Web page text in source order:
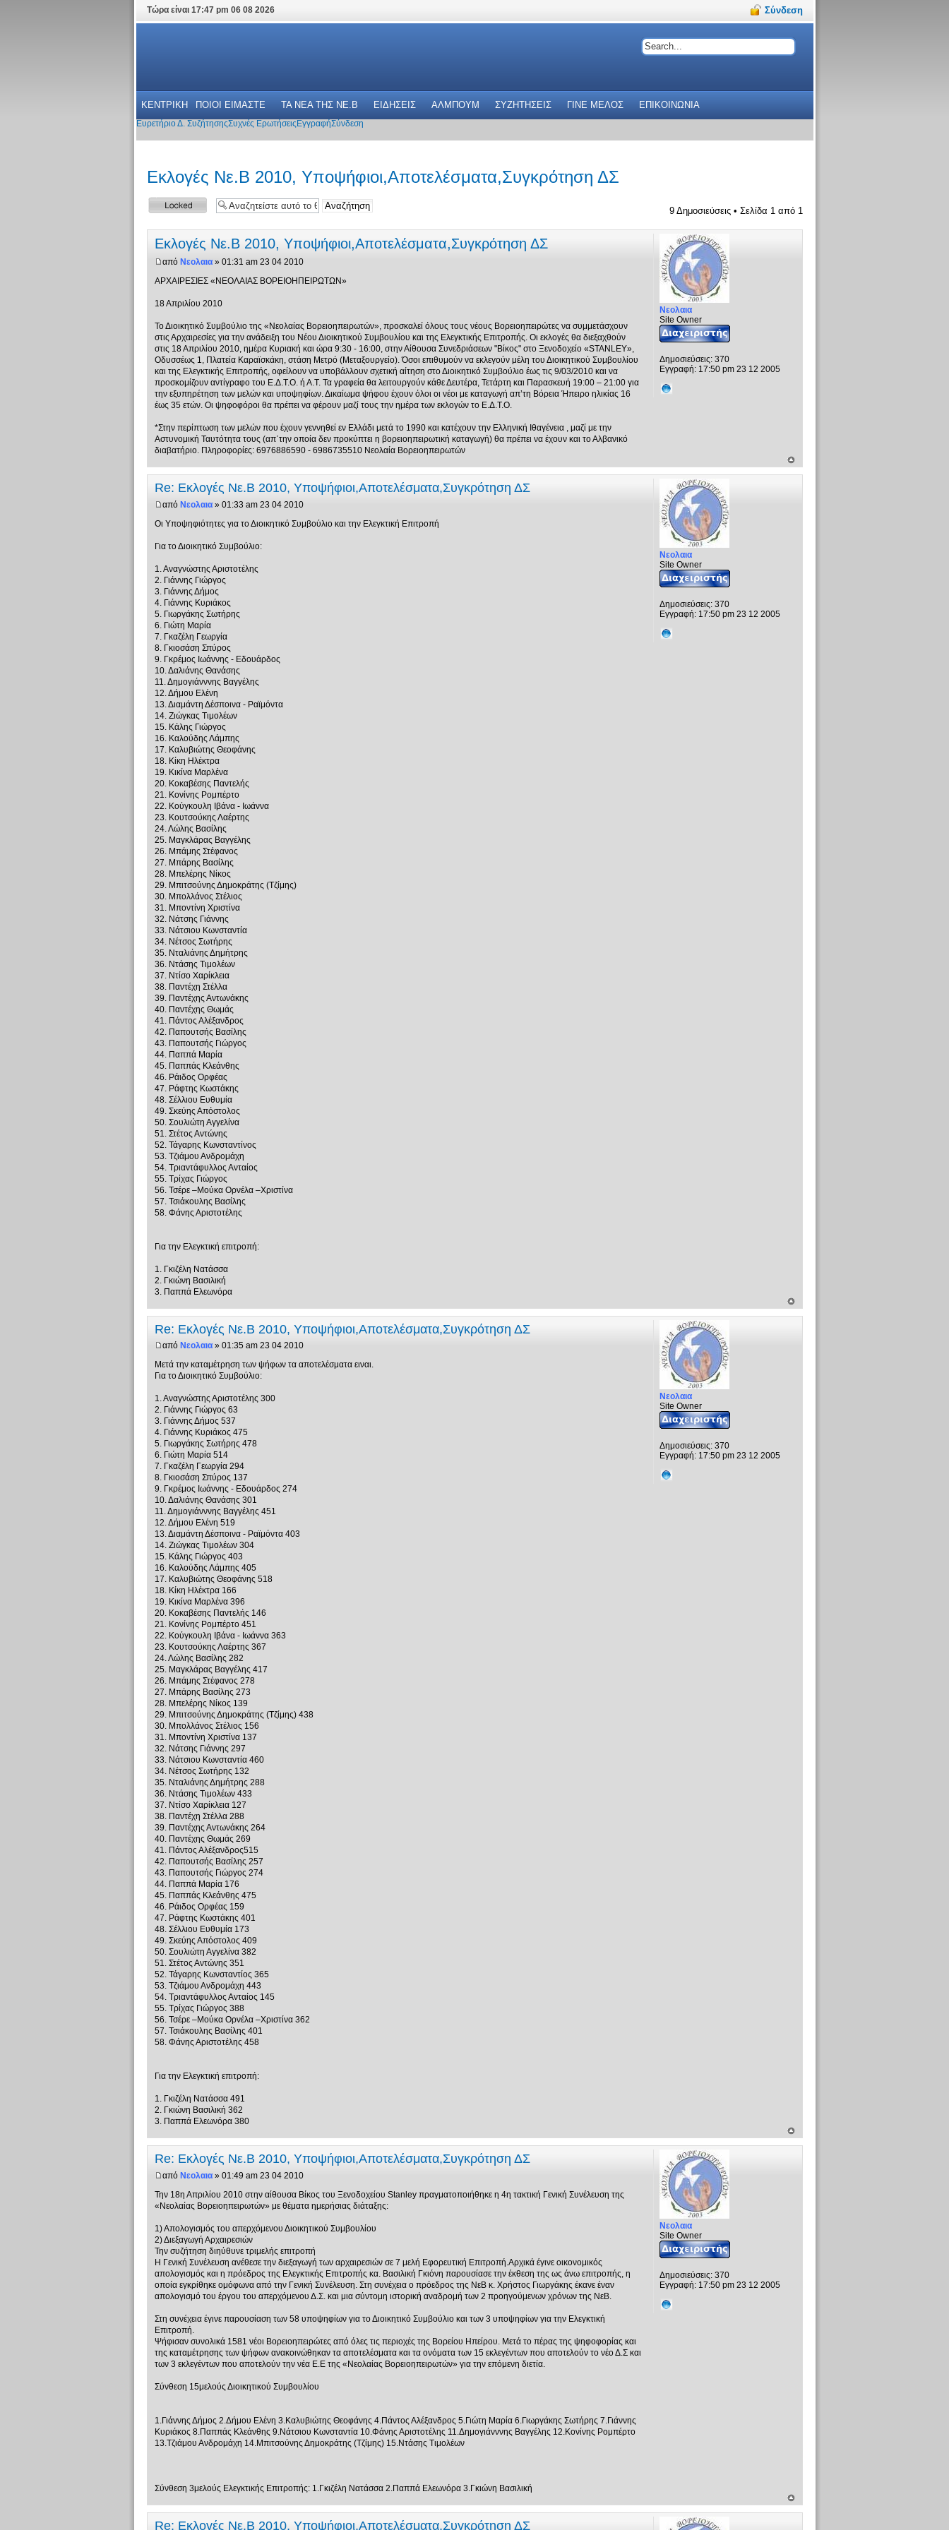
Τώρα είναι 17:47 pm 06 08 2026 Σύνδεση
ΚΕΝΤΡΙΚΗ ΠΟΙΟΙ ΕΙΜΑΣΤΕ ΤΑ ΝΕΑ THΣ NE.B ΕΙΔΗΣΕΙΣ ΑΛΜΠΟΥΜ ΣΥΖΗΤΗΣΕΙΣ ΓΙΝΕ ΜΕΛΟΣ ΕΠΙΚΟΙΝΩΝΙΑ
Ευρετήριο Δ. ΣυζήτησηςΣυχνές Ερωτήσεις ΕγγραφήΣύνδεση
Εκλογές Νε.Β 2010, Υποψήφιοι,Αποτελέσματα,Συγκρότηση ΔΣ
Το θέμα
κλειδώθηκε
9 Δημοσιεύσεις • Σελίδα 1από 1
Εκλογές Νε.Β 2010, Υποψήφιοι,Αποτελέσματα,Συγκρότηση ΔΣ
από Νεολαια» 01:31 am 23 04 2010
ΑΡΧΑΙΡΕΣΙΕΣ «ΝΕΟΛΑΙΑΣ ΒΟΡΕΙΟΗΠΕΙΡΩΤΩΝ»
18 Απριλίου 2010
Το Διοικητικό Συμβούλιο της «Νεολαίας Βορειοηπειρωτών», προσκαλεί όλους τους νέους Βορειοηπειρώτες να συμμετάσχουν
στις Αρχαιρεσίες για την ανάδειξη του Νέου Διοικητικού Συμβουλίου και της Ελεγκτικής Επιτροπής. Οι εκλογές θα διεξαχθούν
στις 18 Απριλίου 2010, ημέρα Κυριακή και ώρα 9:30 - 16:00, στην Αίθουσα Συνεδριάσεων "Βίκος" στο Ξενοδοχείο «STANLEY»,
Οδυσσέως 1, Πλατεία Καραϊσκάκη, στάση Μετρό (Μεταξουργείο). Όσοι επιθυμούν να εκλεγούν μέλη του Διοικητικού Συμβουλίου
και της Ελεγκτικής Επιτροπής, οφείλουν να υποβάλλουν σχετική αίτηση στο Διοικητικό Συμβούλιο έως τις 9/03/2010 και να
προσκομίζουν αντίγραφο του Ε.Δ.Τ.Ο. ή Α.Τ. Τα γραφεία θα λειτουργούν κάθε Δευτέρα, Τετάρτη και Παρασκευή 19:00 – 21:00 για
την εξυπηρέτηση των μελών και υποψηφίων. Δικαίωμα ψήφου έχουν όλοι οι νέοι με καταγωγή απ’τη Βόρεια Ήπειρο ηλικίας 16
έως 35 ετών. Οι ψηφοφόροι θα πρέπει να φέρουν μαζί τους την ημέρα των εκλογών το Ε.Δ.Τ.Ο.
*Στην περίπτωση των μελών που έχουν γεννηθεί εν Ελλάδι μετά το 1990 και κατέχουν την Ελληνική Ιθαγένεια , μαζί με την
Αστυνομική Ταυτότητα τους (απ΄την οποία δεν προκύπτει η βορειοηπειρωτική καταγωγή) θα πρέπει να έχουν και το Αλβανικό
διαβατήριο. Πληροφορίες: 6976886590 - 6986735510 Νεολαία Βορειοηπειρωτών
Νεολαια
Site Owner
Δημοσιεύσεις:370
Εγγραφή:17:50 pm 23 12 2005
Re: Εκλογές Νε.Β 2010, Υποψήφιοι,Αποτελέσματα,Συγκρότηση ΔΣ
από Νεολαια» 01:33 am 23 04 2010
Οι Υποψηφιότητες για το Διοικητικό Συμβούλιο και την Ελεγκτική Επιτροπή
Για το Διοικητικό Συμβούλιο:
1. Αναγνώστης Αριστοτέλης
2. Γιάννης Γιώργος
3. Γιάννης Δήμος
4. Γιάννης Κυριάκος
5. Γιωργάκης Σωτήρης
6. Γιώτη Μαρία
7. Γκαζέλη Γεωργία
8. Γκιοσάση Σπύρος
9. Γκρέμος Ιωάννης - Εδουάρδος
10. Δαλιάνης Θανάσης
11. Δημογιάνννης Βαγγέλης
12. Δήμου Ελένη
13. Διαμάντη Δέσποινα - Ραϊμόντα
14. Ζιώγκας Τιμολέων
15. Κάλης Γιώργος
16. Καλούδης Λάμπης
17. Καλυβιώτης Θεοφάνης
18. Κίκη Ηλέκτρα
19. Κικίνα Μαρλένα
20. Κοκαβέσης Παντελής
21. Κονίνης Ρομπέρτο
22. Κούγκουλη Ιβάνα - Ιωάννα
23. Κουτσούκης Λαέρτης
24. Λώλης Βασίλης
25. Μαγκλάρας Βαγγέλης
26. Μπάμης Στέφανος
27. Μπάρης Βασίλης
28. Μπελέρης Νίκος
29. Μπιτσούνης Δημοκράτης (Τζίμης)
30. Μπολλάνος Στέλιος
31. Μποντίνη Χριστίνα
32. Νάτσης Γιάννης
33. Νάτσιου Κωνσταντία
34. Νέτσος Σωτήρης
35. Νταλιάνης Δημήτρης
36. Ντάσης Τιμολέων
37. Ντίσο Χαρίκλεια
38. Παντέχη Στέλλα
39. Παντέχης Αντωνάκης
40. Παντέχης Θωμάς
41. Πάντος Αλέξανδρος
42. Παπουτσής Βασίλης
43. Παπουτσής Γιώργος
44. Παππά Μαρία
45. Παππάς Κλεάνθης
46. Ράιδος Ορφέας
47. Ράφτης Κωστάκης
48. Σέλλιου Ευθυμία
49. Σκεύης Απόστολος
50. Σουλιώτη Αγγελίνα
51. Στέτος Αντώνης
52. Τάγαρης Κωνσταντίνος
53. Τζιάμου Ανδρομάχη
54. Τριαντάφυλλος Ανταίος
55. Τρίχας Γιώργος
56. Τσέρε –Μούκα Ορνέλα –Χριστίνα
57. Τσιάκουλης Βασίλης
58. Φάνης Αριστοτέλης
Για την Ελεγκτική επιτροπή:
1. Γκιζέλη Νατάσσα
2. Γκιώνη Βασιλική
3. Παππά Ελεωνόρα
Νεολαια
Site Owner
Δημοσιεύσεις:370
Εγγραφή:17:50 pm 23 12 2005
Re: Εκλογές Νε.Β 2010, Υποψήφιοι,Αποτελέσματα,Συγκρότηση ΔΣ
από Νεολαια» 01:35 am 23 04 2010
Μετά την καταμέτρηση των ψήφων τα αποτελέσματα ειναι.
Για το Διοικητικό Συμβούλιο:
1. Αναγνώστης Αριστοτέλης 300
2. Γιάννης Γιώργος 63
3. Γιάννης Δήμος 537
4. Γιάννης Κυριάκος 475
5. Γιωργάκης Σωτήρης 478
6. Γιώτη Μαρία 514
7. Γκαζέλη Γεωργία 294
8. Γκιοσάση Σπύρος 137
9. Γκρέμος Ιωάννης - Εδουάρδος 274
10. Δαλιάνης Θανάσης 301
11. Δημογιάνννης Βαγγέλης 451
12. Δήμου Ελένη 519
13. Διαμάντη Δέσποινα - Ραϊμόντα 403
14. Ζιώγκας Τιμολέων 304
15. Κάλης Γιώργος 403
16. Καλούδης Λάμπης 405
17. Καλυβιώτης Θεοφάνης 518
18. Κίκη Ηλέκτρα 166
19. Κικίνα Μαρλένα 396
20. Κοκαβέσης Παντελής 146
21. Κονίνης Ρομπέρτο 451
22. Κούγκουλη Ιβάνα - Ιωάννα 363
23. Κουτσούκης Λαέρτης 367
24. Λώλης Βασίλης 282
25. Μαγκλάρας Βαγγέλης 417
26. Μπάμης Στέφανος 278
27. Μπάρης Βασίλης 273
28. Μπελέρης Νίκος 139
29. Μπιτσούνης Δημοκράτης (Τζίμης) 438
30. Μπολλάνος Στέλιος 156
31. Μποντίνη Χριστίνα 137
32. Νάτσης Γιάννης 297
33. Νάτσιου Κωνσταντία 460
34. Νέτσος Σωτήρης 132
35. Νταλιάνης Δημήτρης 288
36. Ντάσης Τιμολέων 433
37. Ντίσο Χαρίκλεια 127
38. Παντέχη Στέλλα 288
39. Παντέχης Αντωνάκης 264
40. Παντέχης Θωμάς 269
41. Πάντος Αλέξανδρος515
42. Παπουτσής Βασίλης 257
43. Παπουτσής Γιώργος 274
44. Παππά Μαρία 176
45. Παππάς Κλεάνθης 475
46. Ράιδος Ορφέας 159
47. Ράφτης Κωστάκης 401
48. Σέλλιου Ευθυμία 173
49. Σκεύης Απόστολος 409
50. Σουλιώτη Αγγελίνα 382
51. Στέτος Αντώνης 351
52. Τάγαρης Κωνσταντίος 365
53. Τζιάμου Ανδρομάχη 443
54. Τριαντάφυλλος Ανταίος 145
55. Τρίχας Γιώργος 388
56. Τσέρε –Μούκα Ορνέλα –Χριστίνα 362
57. Τσιάκουλης Βασίλης 401
58. Φάνης Αριστοτέλης 458
Για την Ελεγκτική επιτροπή:
1. Γκιζέλη Νατάσσα 491
2. Γκιώνη Βασιλική 362
3. Παππά Ελεωνόρα 380
Νεολαια
Site Owner
Δημοσιεύσεις:370
Εγγραφή:17:50 pm 23 12 2005
Re: Εκλογές Νε.Β 2010, Υποψήφιοι,Αποτελέσματα,Συγκρότηση ΔΣ
από Νεολαια» 01:49 am 23 04 2010
Την 18η Απριλίου 2010 στην αίθουσα Βίκος του Ξενοδοχείου Stanley πραγματοποιήθηκε η 4η τακτική Γενική Συνέλευση της
«Νεολαίας Βορειοηπειρωτών» με θέματα ημερήσιας διάταξης:
1) Απολογισμός του απερχόμενου Διοικητικού Συμβουλίου
2) Διεξαγωγή Αρχαιρεσιών
Την συζήτηση διηύθυνε τριμελής επιτροπή
Η Γενική Συνέλευση ανέθεσε την διεξαγωγή των αρχαιρεσιών σε 7 μελή Εφορευτική Επιτροπή.Αρχικά έγινε οικονομικός
απολογισμός και η πρόεδρος της Ελεγκτικής Επιτροπής κα. Βασιλική Γκιόνη παρουσίασε την έκθεση της ως άνω επιτροπής, η
οποία εγκρίθηκε ομόφωνα από την Γενική Συνέλευση. Στη συνέχεια ο πρόεδρος της ΝεΒ κ. Χρήστος Γιωργάκης έκανε έναν
απολογισμό του έργου του απερχόμενου Δ.Σ. και μια σύντομη ιστορική αναδρομή των 2 προηγούμενων χρόνων της ΝεΒ.
Στη συνέχεια έγινε παρουσίαση των 58 υποψηφίων για το Διοικητικό Συμβούλιο και των 3 υποψηφίων για την Ελεγκτική
Επιτροπή.
Ψήφισαν συνολικά 1581 νέοι Βορειοηπειρώτες από όλες τις περιοχές της Βορείου Ηπείρου. Μετά το πέρας της ψηφοφορίας και
της καταμέτρησης των ψήφων ανακοινώθηκαν τα αποτελέσματα και τα ονόματα των 15 εκλεγέντων που αποτελούν το νέο Δ.Σ και
των 3 εκλεγέντων που αποτελούν την νέα Ε.Ε της «Νεολαίας Βορειοηπειρωτών» για την επόμενη διετία.
Σύνθεση 15μελούς Διοικητικού Συμβουλίου
1.Γιάννης Δήμος 2.Δήμου Ελένη 3.Καλυβιώτης Θεοφάνης 4.Πάντος Αλέξανδρος 5.Γιώτη Μαρία 6.Γιωργάκης Σωτήρης 7.Γιάννης
Κυριάκος 8.Παππάς Κλεάνθης 9.Νάτσιου Κωνσταντία 10.Φάνης Αριστοτέλης 11.Δημογιάνννης Βαγγέλης 12.Κονίνης Ρομπέρτο
13.Τζιάμου Ανδρομάχη 14.Μπιτσούνης Δημοκράτης (Τζίμης) 15.Ντάσης Τιμολέων
Σύνθεση 3μελούς Ελεγκτικής Επιτροπής: 1.Γκιζέλη Νατάσσα 2.Παππά Ελεωνόρα 3.Γκιώνη Βασιλική
Νεολαια
Site Owner
Δημοσιεύσεις:370
Εγγραφή:17:50 pm 23 12 2005
Re: Εκλογές Νε.Β 2010, Υποψήφιοι,Αποτελέσματα,Συγκρότηση ΔΣ